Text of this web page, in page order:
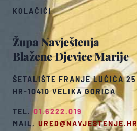
Župa Navještenja
Blažene Djevice Marije
ŠETALIŠTE FRANJE LUČIĆA 25
HR-10410 VELIKA GORICA
TEL.01.6222.019
MAIL. URED@NAVJESTENJE.HR
KOLAČIĆI